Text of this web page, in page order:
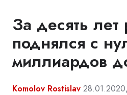
За десять
поднялся с
миллиардов
Komolov Rostislav